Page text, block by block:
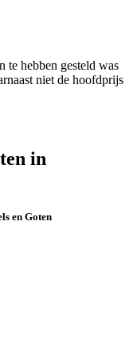
te hebben gesteld was
niet de hoofdprijs
in
en Goten